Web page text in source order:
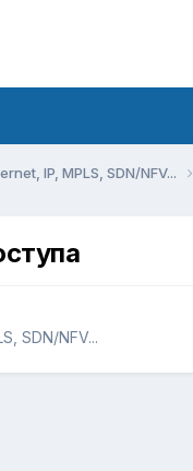
IP, MPLS, SDN/NFV...
SDN/NFV...